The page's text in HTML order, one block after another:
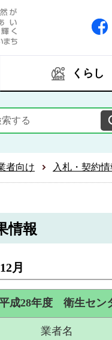
くらし
者向け 入札・契約
情報
月
成28年度 衛生セン
業者名